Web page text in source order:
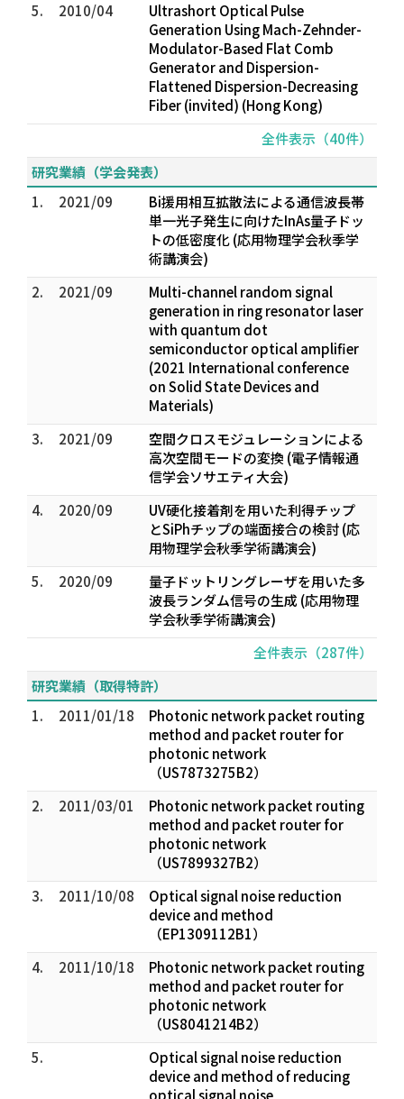
5.
2010/04
Ultrashort Optical Pulse
Generation Using Mach-Zehnder-
Modulator-Based Flat Comb
Generator and Dispersion-
Flattened Dispersion-Decreasing
Fiber (invited) (Hong Kong)
全件表示（40件）
研究業績（学会発表）
1.
2021/09
Bi援用相互拡散法による通信波長帯
単一光子発生に向けたInAs量子ドッ
トの低密度化 (応用物理学会秋季学
術講演会)
2.
2021/09
Multi-channel random signal
generation in ring resonator laser
with quantum dot
semiconductor optical amplifier
(2021 International conference
on Solid State Devices and
Materials)
3.
2021/09
空間クロスモジュレーションによる
高次空間モードの変換 (電子情報通
信学会ソサエティ大会)
4.
2020/09
UV硬化接着剤を用いた利得チップ
とSiPhチップの端面接合の検討 (応
用物理学会秋季学術講演会)
5.
2020/09
量子ドットリングレーザを用いた多
波長ランダム信号の生成 (応用物理
学会秋季学術講演会)
全件表示（287件）
研究業績（取得特許）
1.
2011/01/18
Photonic network packet routing
method and packet router for
photonic network
（US7873275B2）
2.
2011/03/01
Photonic network packet routing
method and packet router for
photonic network
（US7899327B2）
3.
2011/10/08
Optical signal noise reduction
device and method
（EP1309112B1）
4.
2011/10/18
Photonic network packet routing
method and packet router for
photonic network
（US8041214B2）
5.
Optical signal noise reduction
device and method of reducing
optical signal noise